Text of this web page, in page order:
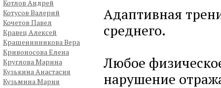
Котлов Андрей
Котусов Валерий
Кочетов Павел
Кравец Алексей
Крашенинникова Вера
Кривоносова Елена
Круглова Марина
Кузькина Анастасия
Кузьмина Мария
Адаптивная
среднего.
Любое
нарушение